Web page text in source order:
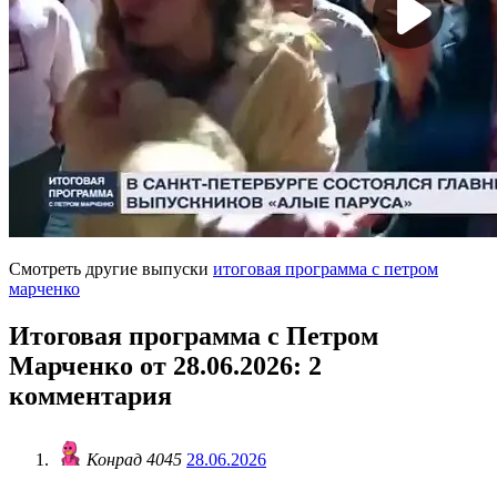
Смотреть другие выпуски итоговая программа с петром
марченко
Итоговая программа с Петром
Марченко от 28.06.2026: 2
комментария
Конрад 4045 28.06.2026